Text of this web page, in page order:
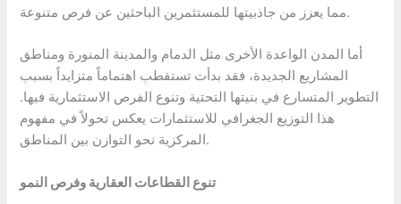
مما يعزز من جاذبيتها للمستثمرين الباحثين عن فرص متنوعة.
أما المدن الواعدة الأخرى مثل الدمام والمدينة المنورة ومناطق
المشاريع الجديدة، فقد بدأت تستقطب اهتماماً متزايداً بسبب
التطوير المتسارع في بنيتها التحتية وتنوع الفرص الاستثمارية فيها.
هذا التوزيع الجغرافي للاستثمارات يعكس تحولاً في مفهوم
المركزية نحو التوازن بين المناطق.
تنوع القطاعات العقارية وفرص النمو